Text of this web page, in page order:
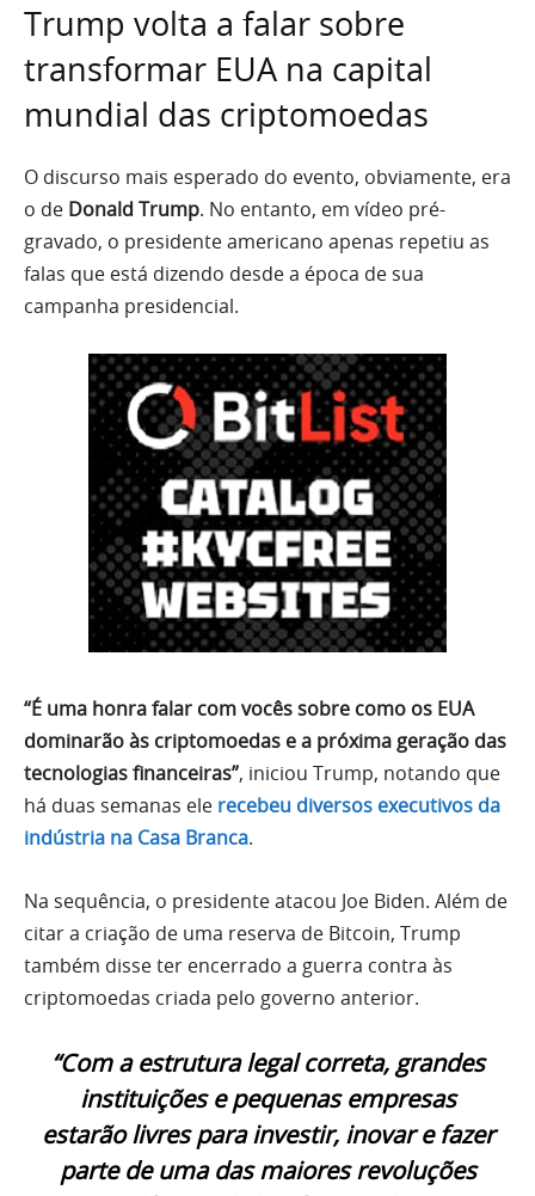
Trump volta a falar sobre
transformar EUA na capital
mundial das criptomoedas
O discurso mais esperado do evento, obviamente, era
o de Donald Trump. No entanto, em vídeo pré-
gravado, o presidente americano apenas repetiu as
falas que está dizendo desde a época de sua
campanha presidencial.
“É uma honra falar com vocês sobre como os EUA
dominarão às criptomoedas e a próxima geração das
tecnologias financeiras”, iniciou Trump, notando que
há duas semanas ele recebeu diversos executivos da
indústria na Casa Branca.
Na sequência, o presidente atacou Joe Biden. Além de
citar a criação de uma reserva de Bitcoin, Trump
também disse ter encerrado a guerra contra às
criptomoedas criada pelo governo anterior.
“Com a estrutura legal correta, grandes
instituições e pequenas empresas
estarão livres para investir, inovar e fazer
parte de uma das maiores revoluções